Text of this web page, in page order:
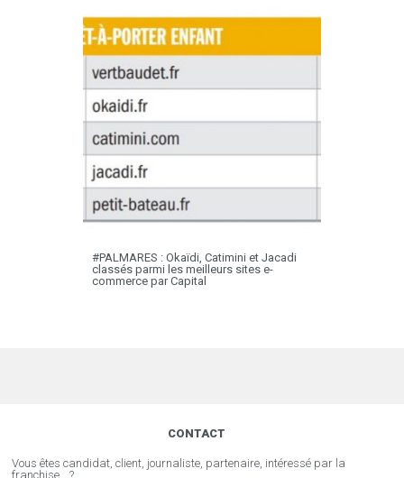
#PALMARES : Okaïdi, Catimini et Jacadi
classés parmi les meilleurs sites e-
commerce par Capital
CONTACT
Vous êtes candidat, client, journaliste, partenaire, intéressé par la
franchise… ?